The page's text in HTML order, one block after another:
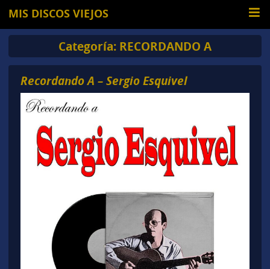
MIS DISCOS VIEJOS
Categoría: RECORDANDO A
Recordando A – Sergio Esquivel